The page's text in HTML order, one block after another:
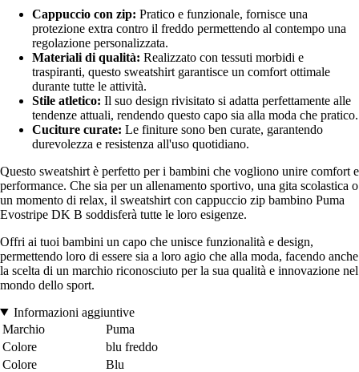
Cappuccio con zip: Pratico e funzionale, fornisce una
protezione extra contro il freddo permettendo al contempo una
regolazione personalizzata.
Materiali di qualità: Realizzato con tessuti morbidi e
traspiranti, questo sweatshirt garantisce un comfort ottimale
durante tutte le attività.
Stile atletico: Il suo design rivisitato si adatta perfettamente alle
tendenze attuali, rendendo questo capo sia alla moda che pratico.
Cuciture curate: Le finiture sono ben curate, garantendo
durevolezza e resistenza all'uso quotidiano.
Questo sweatshirt è perfetto per i bambini che vogliono unire comfort e
performance. Che sia per un allenamento sportivo, una gita scolastica o
un momento di relax, il sweatshirt con cappuccio zip bambino Puma
Evostripe DK B soddisferà tutte le loro esigenze.
Offri ai tuoi bambini un capo che unisce funzionalità e design,
permettendo loro di essere sia a loro agio che alla moda, facendo anche
la scelta di un marchio riconosciuto per la sua qualità e innovazione nel
mondo dello sport.
Informazioni aggiuntive
Marchio
Puma
Colore
blu freddo
Colore
Blu